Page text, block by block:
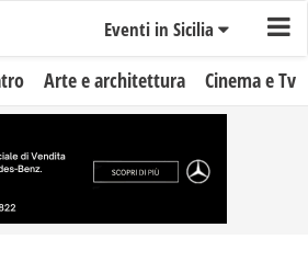
Eventi in Sicilia
Arte e architettura Cinema e Tv